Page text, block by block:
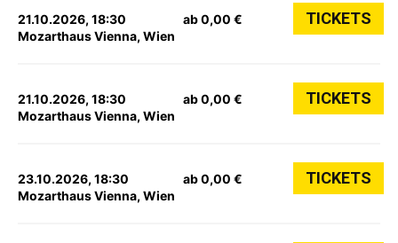
21.10.2026, 18:30
Mozarthaus Vienna, Wien
ab 0,00 € TICKETS
21.10.2026, 18:30
Mozarthaus Vienna, Wien
ab 0,00 € TICKETS
23.10.2026, 18:30
Mozarthaus Vienna, Wien
ab 0,00 € TICKETS